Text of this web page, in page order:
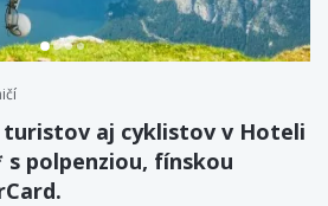
turistov aj cyklistov v Hoteli
polpenziou, fínskou